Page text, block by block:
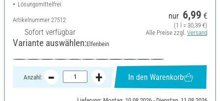
Lösungsmittelfrei
Artikelnummer 27512
Sofort verfügbar
nur 6,99 €
(1 l = 30,39 €)
Alle Preise zzgl. Versand
Variante auswählen:Elfenbein
Anzahl: In den Warenkorb